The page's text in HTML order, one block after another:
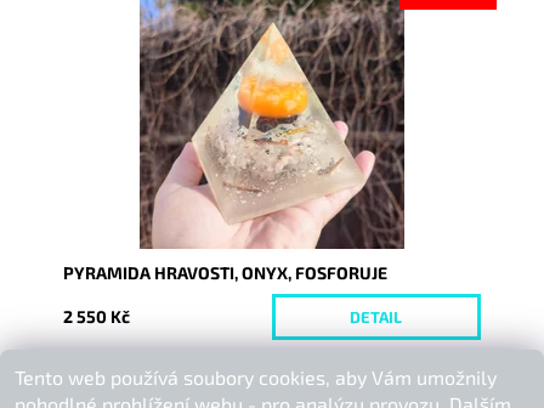
Dostupnost:
Vyprodáno
9332
PYRAMIDA HRAVOSTI, ONYX, FOSFORUJE
2 550 Kč DETAIL
Buďte první, kdo napíše příspěvek k této položce.
Tento web používá soubory cookies, aby Vám umožnily